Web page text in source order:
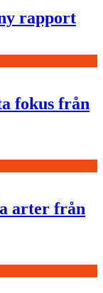
rapport
fokus från
arter från